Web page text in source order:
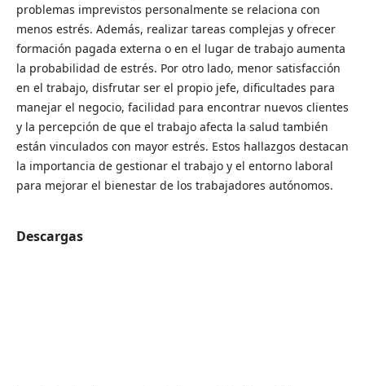
problemas imprevistos personalmente se relaciona con
menos estrés. Además, realizar tareas complejas y ofrecer
formación pagada externa o en el lugar de trabajo aumenta
la probabilidad de estrés. Por otro lado, menor satisfacción
en el trabajo, disfrutar ser el propio jefe, dificultades para
manejar el negocio, facilidad para encontrar nuevos clientes
y la percepción de que el trabajo afecta la salud también
están vinculados con mayor estrés. Estos hallazgos destacan
la importancia de gestionar el trabajo y el entorno laboral
para mejorar el bienestar de los trabajadores autónomos.
Descargas